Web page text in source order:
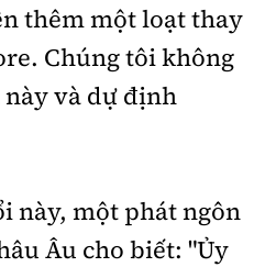
thêm một loạt thay
Chúng tôi không
và dự định
này, một phát ngôn
Âu cho biết: "Ủy